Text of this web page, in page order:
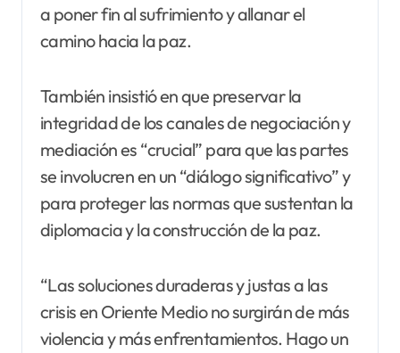
a poner fin al sufrimiento y allanar el
camino hacia la paz.
También insistió en que preservar la
integridad de los canales de negociación y
mediación es “crucial” para que las partes
se involucren en un “diálogo significativo” y
para proteger las normas que sustentan la
diplomacia y la construcción de la paz.
“Las soluciones duraderas y justas a las
crisis en Oriente Medio no surgirán de más
violencia y más enfrentamientos. Hago un